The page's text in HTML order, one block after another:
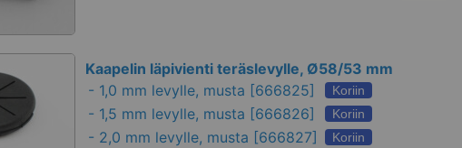
Kaapelin läpivienti teräslevylle, Ø58/53 mm
- 1,0 mm levylle, musta [666825] Koriin
- 1,5 mm levylle, musta [666826] Koriin
- 2,0 mm levylle, musta [666827] Koriin